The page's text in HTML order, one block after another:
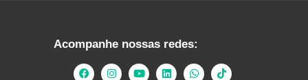
Acompanhe nossas redes: